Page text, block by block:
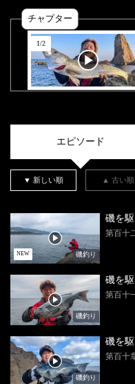
チャプター
1/2
エピソード
▼ 新しい順 ▲ 古い順
NEW 磯釣り
磯を
第百十
磯釣り
磯を
第百十
磯釣り
磯を
第百十